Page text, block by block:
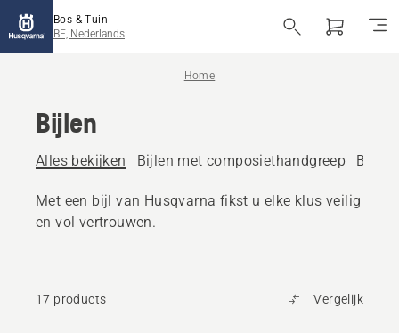
Bos & Tuin
BE, Nederlands
Home
Bijlen
Alles bekijken Bijlen met composiethandgreep Bijlen
Met een bijl van Husqvarna fikst u elke klus veilig
en vol vertrouwen.
17 products Vergelijk